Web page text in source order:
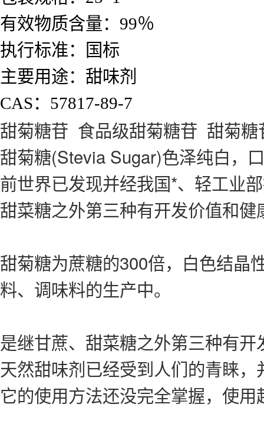
有效物质含量： 99％
执行标准：
国标
主要用途： 甜味剂
CAS： 57817-89-7
甜菊糖苷 食品级甜菊糖苷 甜菊
甜菊糖(Stevia Sugar)色泽纯白，
前世界已发现并经我国*、轻工业
甜菜糖之外第三种有开发价值和
甜菊糖为蔗糖的300倍，白色结晶
料、调味料的生产中。
是继甘蔗、甜菜糖之外第三种有
天然甜味剂已经受到人们的青睐
它的使用方法还没完全掌握，使